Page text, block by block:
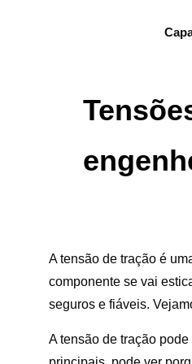
A tensão de tração é
componente se vai
seguros e fiáveis.
A tensão de tração